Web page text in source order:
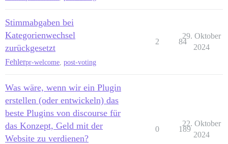
Stimmabgaben bei
Kategorienwechsel
zurückgesetzt
Fehlerpr-welcome post-voting
2 84
29. Oktober
2024
Was wäre, wenn wir ein Plugin
erstellen (oder entwickeln) das
beste Plugins von discourse für
das Konzept, Geld mit der
Website zu verdienen?
0 189
22. Oktober
2024